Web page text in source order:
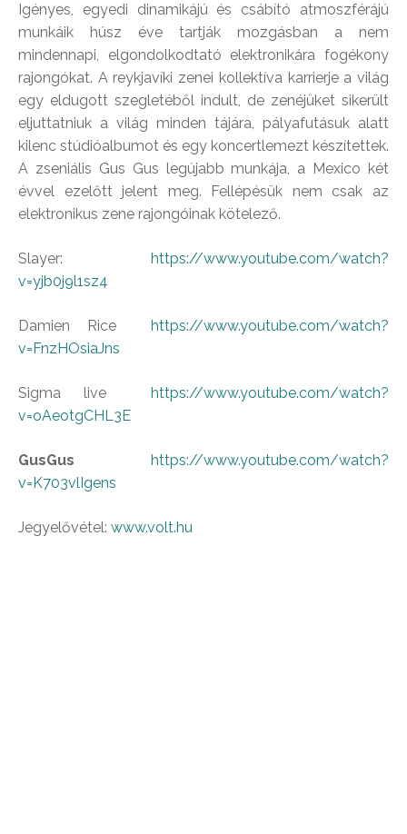
Igényes, egyedi dinamikájú és csábító atmoszférájú
munkáik húsz éve tartják mozgásban a nem
mindennapi, elgondolkodtató elektronikára fogékony
rajongókat. A reykjavíki zenei kollektíva karrierje a világ
egy eldugott szegletéből indult, de zenéjüket sikerült
eljuttatniuk a világ minden tájára, pályafutásuk alatt
kilenc stúdióalbumot és egy koncertlemezt készítettek.
A zseniális Gus Gus legújabb munkája, a Mexico két
évvel ezelőtt jelent meg. Fellépésük nem csak az
elektronikus zene rajongóinak kötelező.
Slayer:
https://www.youtube.com/watch?
v=yjb0j9l1sz4
Damien Rice
https://www.youtube.com/watch?
v=FnzHOsiaJns
Sigma live
https://www.youtube.com/watch?
v=oAeotgCHL3E
GusGus
https://www.youtube.com/watch?
v=K703vlIgens
Jegyelővétel: www.volt.hu